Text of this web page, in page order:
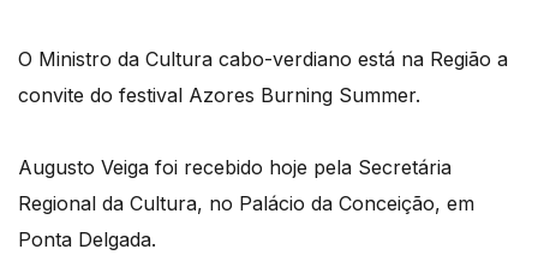
O Ministro da Cultura cabo-verdiano está na Região a
convite do festival Azores Burning Summer.
Augusto Veiga foi recebido hoje pela Secretária
Regional da Cultura, no Palácio da Conceição, em
Ponta Delgada.